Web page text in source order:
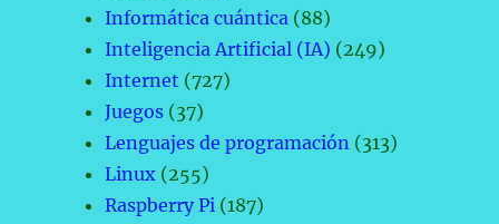
Informática cuántica (88)
Inteligencia Artificial (IA) (249)
Internet (727)
Juegos (37)
Lenguajes de programación (313)
Linux (255)
Raspberry Pi (187)